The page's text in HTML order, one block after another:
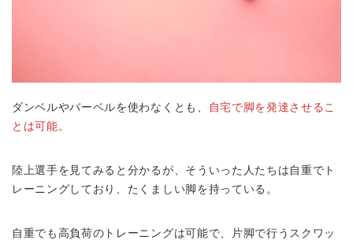
ダンベルやバーベルを使わなくとも、
自宅で脚を発達させるこ
とは可能。
陸上選手を見てみると分かるが、そういった人たちは自重でト
レーニングしており、たくましい脚を持っている。
自重でも高負荷のトレーニングは可能で、片脚で行うスクワッ